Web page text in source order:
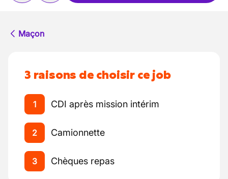
Maçon
3 raisons de choisir ce job
1 CDI après mission intérim
2 Camionnette
3 Chèques repas